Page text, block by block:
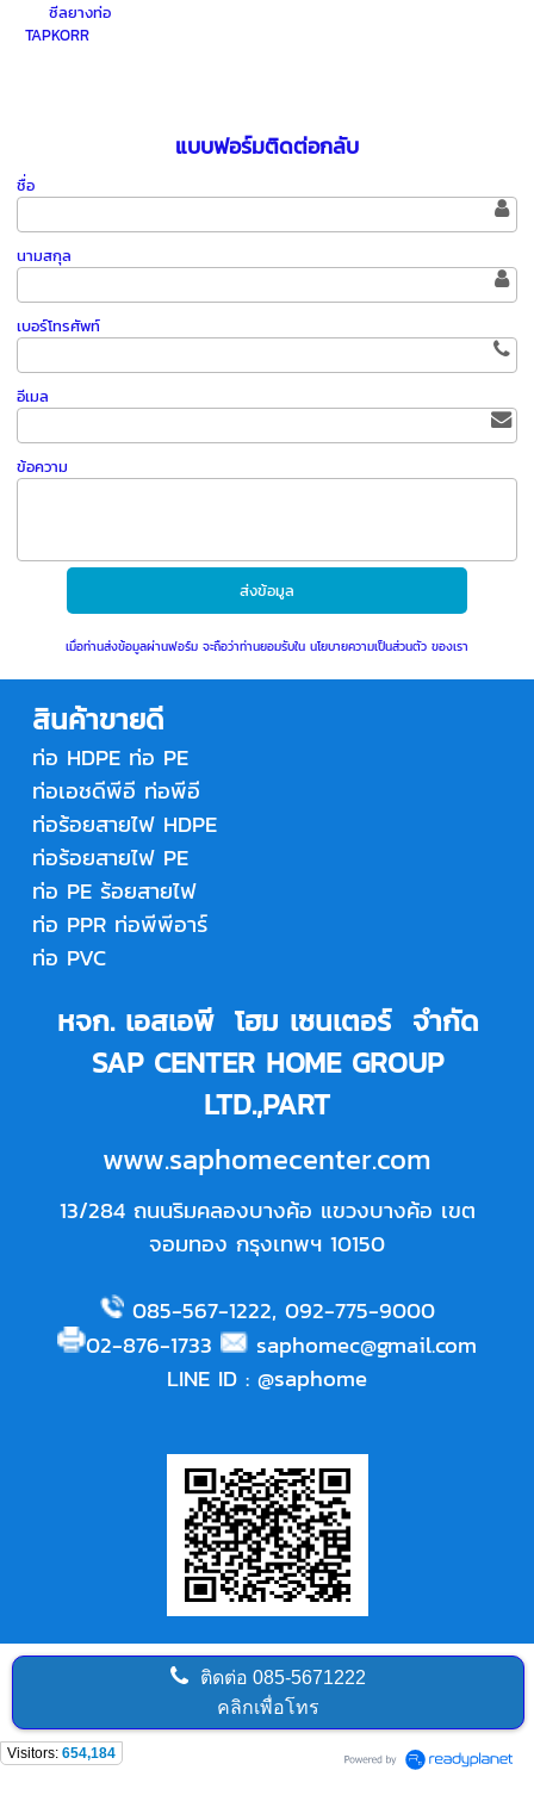
ซีลยางท่อ
TAPKORR
แบบฟอร์มติดต่อกลับ
ชื่อ
นามสกุล
เบอร์โทรศัพท์
อีเมล
ข้อความ
เมื่อท่านส่งข้อมูลผ่านฟอร์ม จะถือว่าท่านยอมรับใน นโยบายความเป็นส่วนตัว ของเรา
สินค้าขายดี
ท่อ HDPE ท่อ PE
ท่อเอชดีพีอี ท่อพีอี
ท่อร้อยสายไฟ HDPE
ท่อร้อยสายไฟ PE
ท่อ PE ร้อยสายไฟ
ท่อ PPR ท่อพีพีอาร์
ท่อ PVC
หจก. เอสเอพี โฮม เซนเตอร์ จำกัด
SAP CENTER HOME GROUP
LTD.,PART
www.saphomecenter.com
13/284 ถนนริมคลองบางค้อ แขวงบางค้อ เขต
จอมทอง กรุงเทพฯ 10150
085-567-1222, 092-775-9000
02-876-1733
saphomec@gmail.com
LINE ID : @saphome
ติดต่อ 085-5671222
คลิกเพื่อโทร
Visitors: 654,184